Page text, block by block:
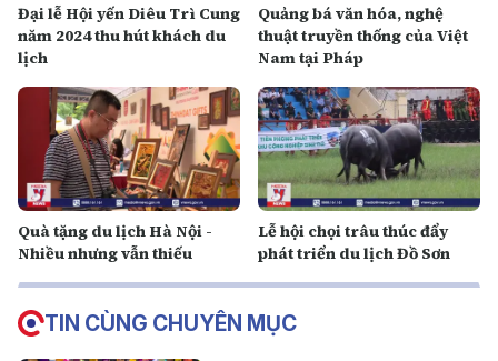
Đại lễ Hội yến Diêu Trì Cung
năm 2024 thu hút khách du
lịch
Quảng bá văn hóa, nghệ
thuật truyền thống của Việt
Nam tại Pháp
Quà tặng du lịch Hà Nội -
Nhiều nhưng vẫn thiếu
Lễ hội chọi trâu thúc đẩy
phát triển du lịch Đồ Sơn
TIN CÙNG CHUYÊN MỤC